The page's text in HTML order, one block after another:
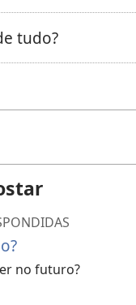
tudo?
no futuro?